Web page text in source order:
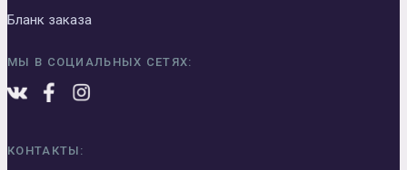
Бланк заказа
МЫ В СОЦИАЛЬНЫХ СЕТЯХ:
КОНТАКТЫ: